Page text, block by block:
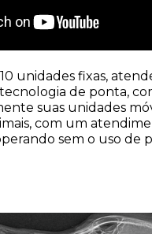
unidades fixas,
de ponta,
suas unidades
com um
sem o uso de